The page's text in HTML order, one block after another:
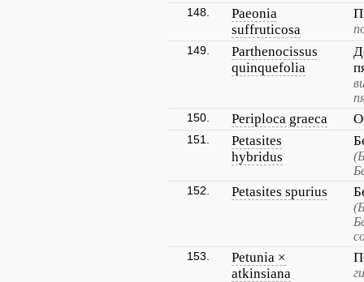
148.
Paeonia
suffruticosa
149.
Parthenocissus
quinquefolia
150. Periploca graeca
151.
Petasites
hybridus
152. Petasites spurius
153.
Petunia ×
atkinsiana